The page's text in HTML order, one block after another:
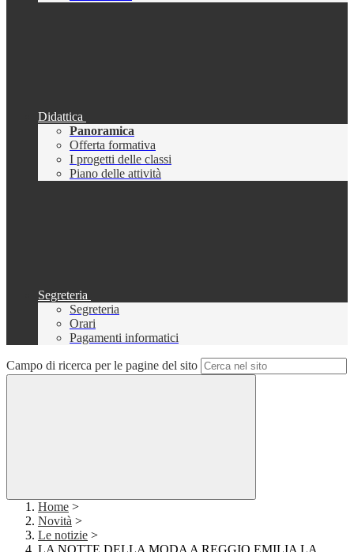
Didattica
Panoramica
Offerta formativa
I progetti delle classi
Piano delle attività
Segreteria
Segreteria
Orari
Pagamenti informatici
Campo di ricerca per le pagine del sito
Home >
Novità >
Le notizie >